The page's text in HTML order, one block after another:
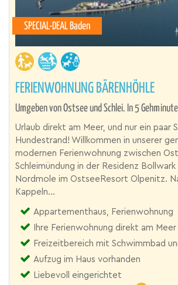
SPECIAL-DEAL Baden
FERIENWOHNUNG BÄRENHÖHLE
Umgeben von Ostsee und Schlei. In 5
Urlaub direkt am Meer, und nur ein paar
Hundestrand! Willkommen in unserer
modernen Ferienwohnung zwischen
Schleimündung in der Residenz
Nordmole im OstseeResort Olpenitz.
Kappeln...
Appartementhaus, Ferienwohnung
Ihre Ferienwohnung direkt am Meer
Freizeitbereich mit Schwimmbad
Aufzug im Haus vorhanden
Liebevoll eingerichtet